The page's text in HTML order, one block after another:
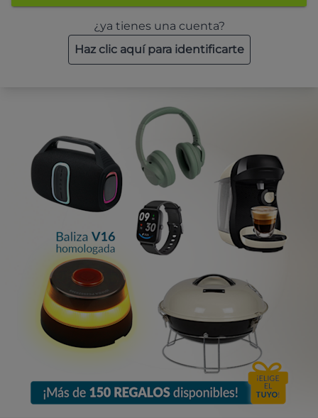
¿ya tienes una cuenta?
Haz clic aquí para identificarte